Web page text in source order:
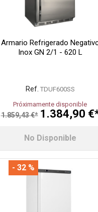
Armario Refrigerado
Inox GN 2/1 - 620 L
Ref. TDUF600SS
Próximamente disponible
1.859,43 €* 1.384,90
No Disponible
- 32 %